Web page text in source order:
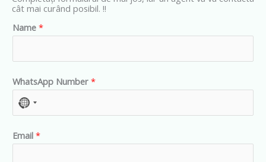
cât mai curând posibil. !!
Name *
WhatsApp Number *
N
c
Email *